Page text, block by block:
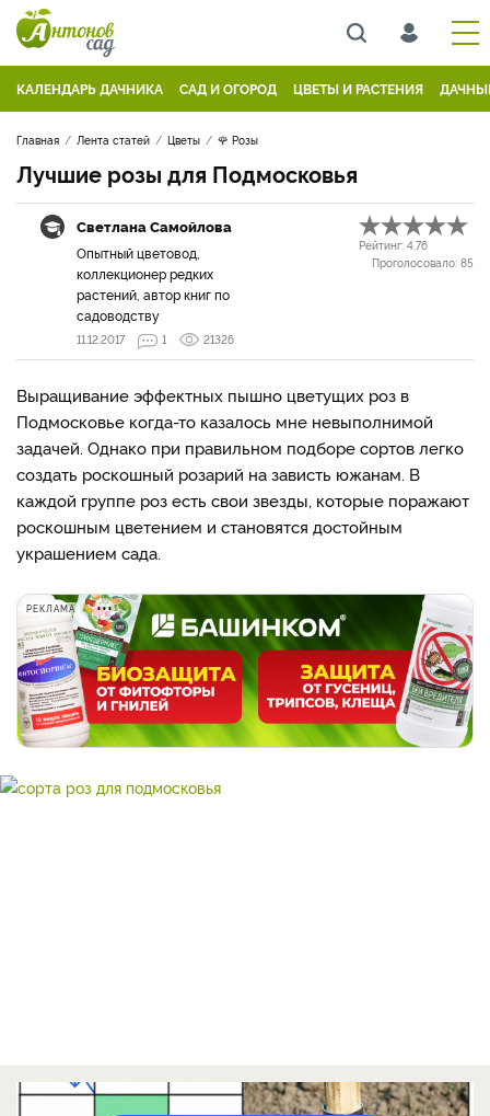
КАЛЕНДАРЬ ДАЧНИКА САД И ОГОРОД ЦВЕТЫ И РАСТЕНИЯ
Главная Лента статей Цветы 🌹 Розы
Лучшие розы для Подмосковья
Светлана Самойлова
Опытный цветовод,
коллекционер редких
растений, автор книг по
садоводству
Рейтинг: 4.76
Проголосовало: 85
11.12.2017 1 21326
Выращивание эффектных пышно цветущих роз в
Подмосковье когда-то казалось мне невыполнимой
задачей. Однако при правильном подборе сортов легко
создать роскошный розарий на зависть южанам. В
каждой группе роз есть свои звезды, которые поражают
роскошным цветением и становятся достойным
украшением сада.
РЕКЛАМА